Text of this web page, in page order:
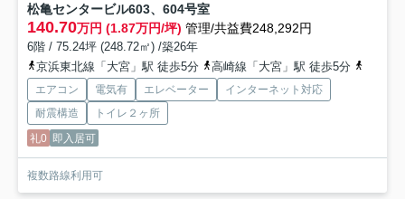
松亀センタービル603、604号室
140.70万円 (1.87万円/坪) 管理/共益費248,292円
6階 / 75.24坪 (248.72㎡) /築26年
京浜東北線「大宮」駅 徒歩5分
高崎線「大宮」駅 徒歩5分
エアコン 電気有 エレベーター
インターネット対応
耐震構造
トイレ２ヶ所
礼0 即入居可
複数路線利用可